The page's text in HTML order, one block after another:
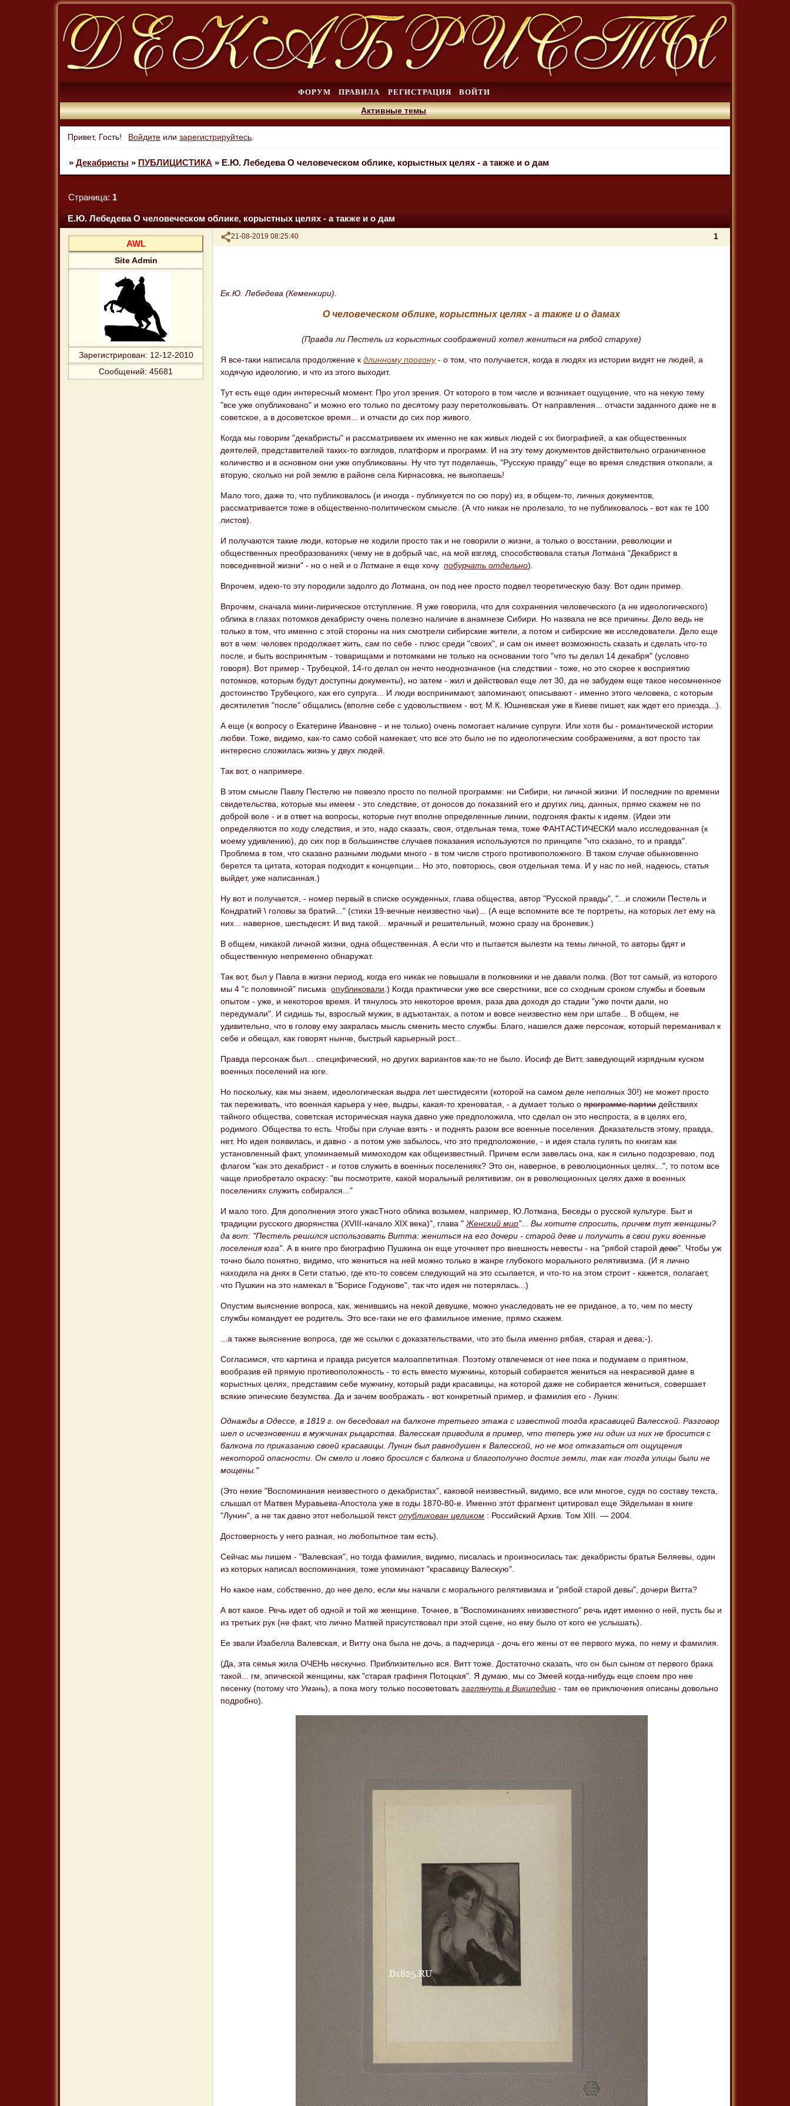
ФОРУМ ПРАВИЛА РЕГИСТРАЦИЯ ВОЙТИ
Активные темы
Привет, Гость! Войдите илизарегистрируйтесь.
» Декабристы » ПУБЛИЦИСТИКА » Е.Ю. Лебедева О человеческом облике, корыстных целях - а также и о дам
Е.Ю. Лебедева О человеческом облике, корыстных целях - а также и о дам
Страница: 1
Поделиться 1
21-08-2019 08:25:40
AWL
Site Admin
Зарегистрирован: 12-12-2010
Сообщений: 45681
Ек.Ю. Лебедева (Кеменкири).
О человеческом облике, корыстных целях - а также и о дамах
(Правда ли Пестель из корыстных соображений хотел жениться на рябой старухе)
Я все-таки написала продолжение кдлинному прогону- о том, что получается, когда в людях из истории видят не людей, а
ходячую идеологию, и что из этого выходит.
Тут есть еще один интересный момент. Про угол зрения. От которого в том числе и возникает ощущение, что на некую тему
"все уже опубликовано" и можно его только по десятому разу перетолковывать. От направления... отчасти заданного даже не в
советское, а в досоветское время... и отчасти до сих пор живого.
Когда мы говорим "декабристы" и рассматриваем их именно не как живых людей с их биографией, а как общественных
деятелей, представителей таких-то взглядов, платформ и программ. И на эту тему документов действительно ограниченное
количество и в основном они уже опубликованы. Ну что тут поделаешь, "Русскую правду" еще во время следствия откопали, а
вторую, сколько ни рой землю в районе села Кирнасовка, не выкопаешь!
Мало того, даже то, что публиковалось (и иногда - публикуется по сю пору) из, в общем-то, личных документов,
рассматривается тоже в общественно-политическом смысле. (А что никак не пролезало, то не публиковалось - вот как те 100
листов).
И получаются такие люди, которые не ходили просто так и не говорили о жизни, а только о восстании, революции и
общественных преобразованиях (чему не в добрый час, на мой взгляд, способствовала статья Лотмана "Декабрист в
повседневной жизни" - но о ней и о Лотмане я еще хочупобурчать отдельно).
Впрочем, идею-то эту породили задолго до Лотмана, он под нее просто подвел теоретическую базу. Вот один пример.
Впрочем, сначала мини-лирическое отступление. Я уже говорила, что для сохранения человеческого (а не идеологического)
облика в глазах потомков декабристу очень полезно наличие в анамнезе Сибири. Но назвала не все причины. Дело ведь не
только в том, что именно с этой стороны на них смотрели сибирские жители, а потом и сибирские же исследователи. Дело еще
вот в чем: человек продолжает жить, сам по себе - плюс среди "своих", и сам он имеет возможность сказать и сделать что-то
после, и быть воспринятым - товарищами и потомками не только на основании того "что ты делал 14 декабря" (условно
говоря). Вот пример - Трубецкой, 14-го делал он нечто неоднозначное (на следствии - тоже, но это скорее к восприятию
потомков, которым будут доступны документы), но затем - жил и действовал еще лет 30, да не забудем еще такое несомненное
достоинство Трубецкого, как его супруга... И люди воспринимают, запоминают, описывают - именно этого человека, с которым
десятилетия "после" общались (вполне себе с удовольствием - вот, М.К. Юшневская уже в Киеве пишет, как ждет его приезда...).
А еще (к вопросу о Екатерине Ивановне - и не только) очень помогает наличие супруги. Или хотя бы - романтической истории
любви. Тоже, видимо, как-то само собой намекает, что все это было не по идеологическим соображениям, а вот просто так
интересно сложилась жизнь у двух людей.
Так вот, о напримере.
В этом смысле Павлу Пестелю не повезло просто по полной программе: ни Сибири, ни личной жизни. И последние по времени
свидетельства, которые мы имеем - это следствие, от доносов до показаний его и других лиц, данных, прямо скажем не по
доброй воле - и в ответ на вопросы, которые гнут вполне определенные линии, подгоняя факты к идеям. (Идеи эти
определяются по ходу следствия, и это, надо сказать, своя, отдельная тема, тоже ФАНТАСТИЧЕСКИ мало исследованная (к
моему удивлению), до сих пор в большинстве случаев показания используются по принципе "что сказано, то и правда".
Проблема в том, что сказано разными людьми много - в том числе строго противоположного. В таком случае обыкновенно
берется та цитата, которая подходит к концепции... Но это, повторюсь, своя отдельная тема. И у нас по ней, надеюсь, статья
выйдет, уже написанная.)
Ну вот и получается, - номер первый в списке осужденных, глава общества, автор "Русской правды", "...и сложили Пестель и
Кондратий \ головы за братий..." (стихи 19-вечные неизвестно чьи)... (А еще вспомните все те портреты, на которых лет ему на
них... наверное, шестьдесят. И вид такой... мрачный и решительный, можно сразу на броневик.)
В общем, никакой личной жизни, одна общественная. А если что и пытается вылезти на темы личной, то авторы бдят и
общественную непременно обнаружат.
Так вот, был у Павла в жизни период, когда его никак не повышали в полковники и не давали полка. (Вот тот самый, из которого
мы 4 "с половиной" письмаопубликовали .) Когда практически уже все сверстники, все со сходным сроком службы и боевым
опытом - уже, и некоторое время. И тянулось это некоторое время, раза два доходя до стадии "уже почти дали, но
передумали". И сидишь ты, взрослый мужик, в адъютантах, а потом и вовсе неизвестно кем при штабе... В общем, не
удивительно, что в голову ему закралась мысль сменить место службы. Благо, нашелся даже персонаж, который переманивал к
себе и обещал, как говорят нынче, быстрый карьерный рост...
Правда персонаж был... специфический, но других вариантов как-то не было. Иосиф де Витт, заведующий изрядным куском
военных поселений на юге.
Но поскольку, как мы знаем, идеологическая выдра лет шестидесяти (которой на самом деле неполных 30!) не может просто
так переживать, что военная карьера у нее, выдры, какая-то хреноватая, - а думает только опрограмме партиидействиях
тайного общества, советская историческая наука давно уже предположила, что сделал он это неспроста, а в целях его,
родимого. Общества то есть. Чтобы при случае взять - и поднять разом все военные поселения. Доказательств этому, правда,
нет. Но идея появилась, и давно - а потом уже забылось, что это предположение, - и идея стала гулять по книгам как
установленный факт, упоминаемый мимоходом как общеизвестный. Причем если завелась она, как я сильно подозреваю, под
флагом "как это декабрист - и готов служить в военных поселениях? Это он, наверное, в революционных целях...", то потом все
чаще приобретало окраску: "вы посмотрите, какой моральный релятивизм, он в революционных целях даже в военных
поселениях служить собирался..."
И мало того. Для дополнения этого ужасТного облика возьмем, например, Ю.Лотмана, Беседы о русской культуре. Быт и
традиции русского дворянства (XVIII-начало XIX века)", глава "Женский мир"... Вы хотите спросить, причем тут женщины?
да вот: "Пестель решился использовать Витта: жениться на его дочери - старой деве и получить в свои руки военные
поселения юга". А в книге про биографию Пушкина он еще уточняет про внешность невесты - на "рябой старойдеве". Чтобы уж
точно было понятно, видимо, что жениться на ней можно только в жанре глубокого морального релятивизма. (И я лично
находила на днях в Сети статью, где кто-то совсем следующий на это ссылается, и что-то на этом строит - кажется, полагает,
что Пушкин на это намекал в "Борисе Годунове", так что идея не потерялась...)
Опустим выяснение вопроса, как, женившись на некой девушке, можно унаследовать не ее приданое, а то, чем по месту
службы командует ее родитель. Это все-таки не его фамильное имение, прямо скажем.
...а также выяснение вопроса, где же ссылки с доказательствами, что это была именно рябая, старая и дева;-).
Согласимся, что картина и правда рисуется малоаппетитная. Поэтому отвлечемся от нее пока и подумаем о приятном,
вообразив ей прямую противоположность - то есть вместо мужчины, который собирается жениться на некрасивой даме в
корыстных целях, представим себе мужчину, который ради красавицы, на которой даже не собирается жениться, совершает
всякие эпические безумства. Да и зачем воображать - вот конкретный пример, и фамилия его - Лунин:
Однажды в Одессе, в 1819 г. он беседовал на балконе третьего этажа с известной тогда красавицей Валесской. Разговор
шел о исчезновении в мужчинах рыцарства. Валесская приводила в пример, что теперь уже ни один из них не бросится с
балкона по приказанию своей красавицы. Лунин был равнодушен к Валесской, но не мог отказаться от ощущения
некоторой опасности. Он смело и ловко бросился с балкона и благополучно достиг земли, так как тогда улицы были не
мощены."
(Это некие "Воспоминания неизвестного о декабристах", каковой неизвестный, видимо, все или многое, судя по составу текста,
слышал от Матвея Муравьева-Апостола уже в годы 1870-80-е. Именно этот фрагмент цитировал еще Эйдельман в книге
"Лунин", а не так давно этот небольшой текстопубликован целиком : Российский Архив. Том ХIII. — 2004.
Достоверность у него разная, но любопытное там есть).
Сейчас мы пишем - "Валевская", но тогда фамилия, видимо, писалась и произносилась так: декабристы братья Беляевы, один
из которых написал воспоминания, тоже упоминают "красавицу Валескую".
Но какое нам, собственно, до нее дело, если мы начали с морального релятивизма и "рябой старой девы", дочери Витта?
А вот какое. Речь идет об одной и той же женщине. Точнее, в "Воспоминаниях неизвестного" речь идет именно о ней, пусть бы и
из третьих рук (не факт, что лично Матвей присутствовал при этой сцене, но ему было от кого ее услышать).
Ее звали Изабелла Валевская, и Витту она была не дочь, а падчерица - дочь его жены от ее первого мужа, по нему и фамилия.
(Да, эта семья жила ОЧЕНЬ нескучно. Приблизительно вся. Витт тоже. Достаточно сказать, что он был сыном от первого брака
такой... гм, эпической женщины, как "старая графиня Потоцкая". Я думаю, мы со Змеей когда-нибудь еще споем про нее
песенку (потому что Умань), а пока могу только посоветоватьзаглянуть в Википедию - там ее приключения описаны довольно
подробно).